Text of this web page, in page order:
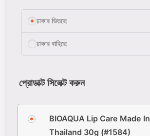
ঢাকার ভিতরে:
ঢাকার বাহিরে:
প্রোডাক্ট সিলেক্ট করুন
BIOAQUA Lip Care Made In
Thailand 30g (#1584)